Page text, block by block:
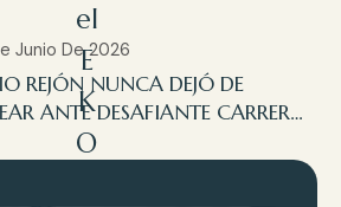
el
E
K
O
Junio De 2026
REJÓN NUNCA DEJÓ DE
ANTE DESAFIANTE CARRERA
AGUASCALIENTES